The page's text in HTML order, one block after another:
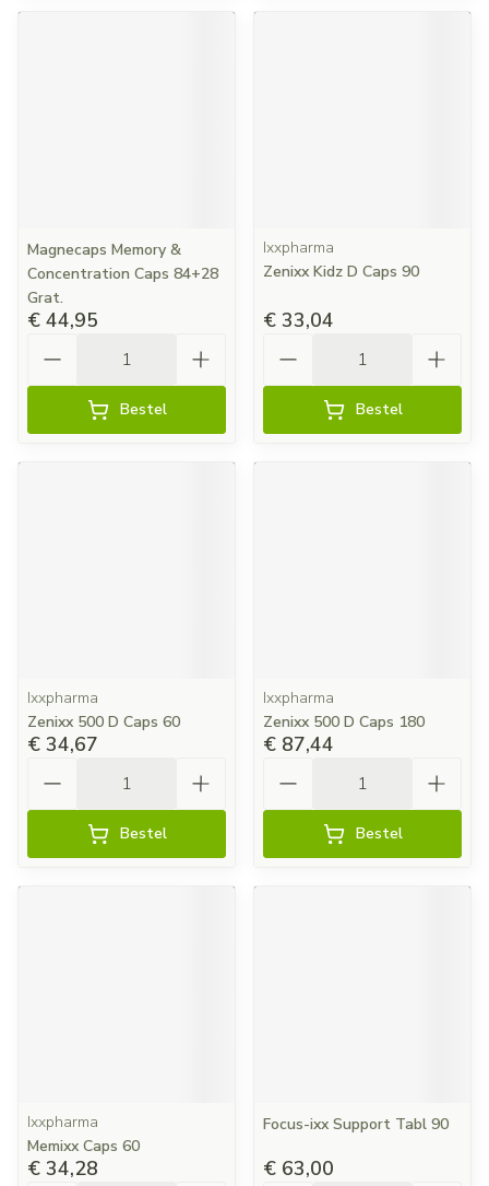
Magnecaps Memory &
Concentration Caps 84+28
Grat.
€ 44,95
Bestel
Ixxpharma
Zenixx Kidz D Caps 90
€ 33,04
Bestel
Ixxpharma
Zenixx 500 D Caps 60
€ 34,67
Bestel
Ixxpharma
Zenixx 500 D Caps 180
€ 87,44
Bestel
Ixxpharma
Memixx Caps 60
€ 34,28
Focus-ixx Support Tabl 90
€ 63,00